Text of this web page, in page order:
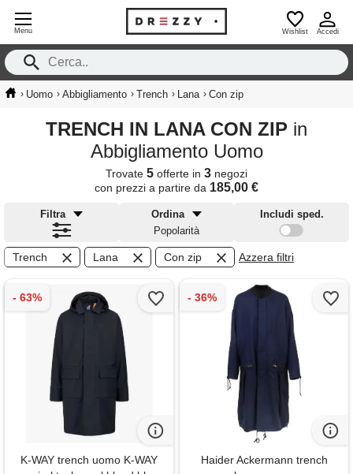
Menu Wishlist Accedi
› Uomo › Abbigliamento › Trench › Lana › Con zip
TRENCH IN LANA CON ZIP in
Abbigliamento Uomo
Trovate 5 offerte in 3 negozi
con prezzi a partire da 185,00 €
Filtra
Ordina
Popolarità
Includi sped.
Trench Lana Con zip Azzera filtri
K-WAY trench uomo K-WAY
Haider Ackermann trench